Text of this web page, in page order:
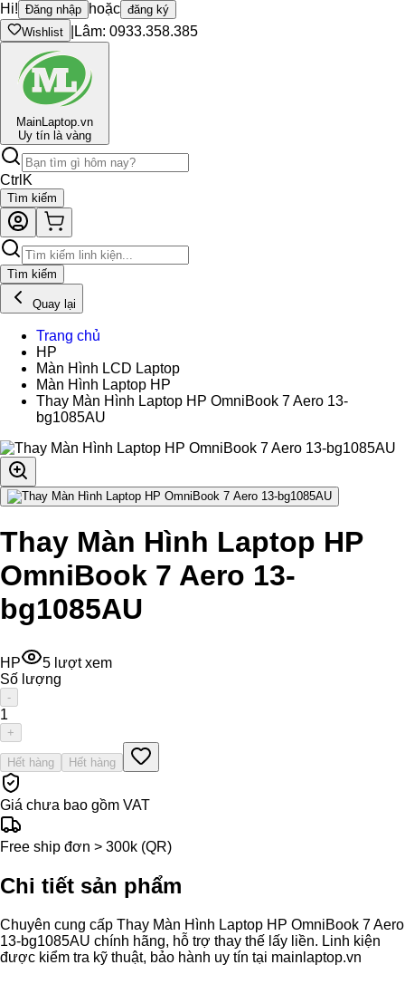
Hi! Đăng nhập hoặc đăng ký
Wishlist
Lâm: 0933.358.385
MainLaptop.vn
Uy tín là vàng
Ctrl K
Tìm kiếm
Tìm kiếm
Quay lại
Trang chủ
HP
Màn Hình LCD Laptop
Màn Hình Laptop HP
Thay Màn Hình Laptop HP OmniBook 7 Aero 13-
bg1085AU
Thay Màn Hình Laptop HP
OmniBook 7 Aero 13-
bg1085AU
HP 5 lượt xem
Số lượng
-
1
+
Hết hàng Hết hàng
Giá chưa bao gồm VAT
Free ship đơn > 300k (QR)
Chi tiết sản phẩm
Chuyên cung cấp Thay Màn Hình Laptop HP OmniBook 7 Aero
13-bg1085AU chính hãng, hỗ trợ thay thế lấy liền. Linh kiện
được kiểm tra kỹ thuật, bảo hành uy tín tại mainlaptop.vn